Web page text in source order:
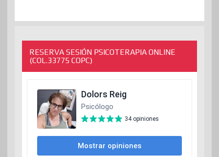
RESERVA SESIÓN PSICOTERAPIA ONLINE
(COL.33775 COPC)